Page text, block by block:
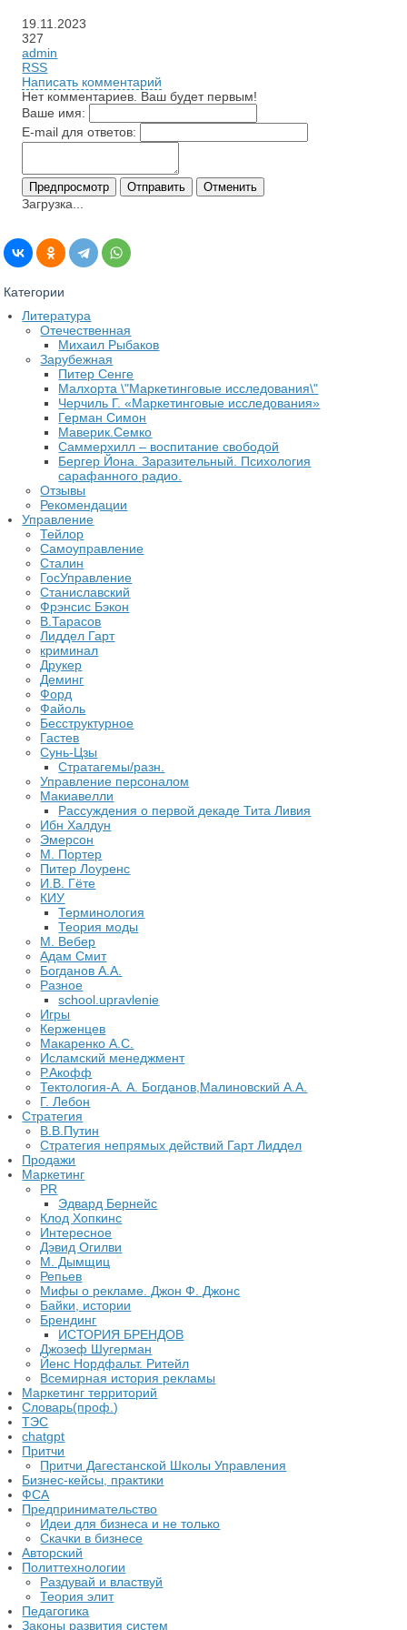
19.11.2023
327
admin
RSS
Написать комментарий
Нет комментариев. Ваш будет первым!
Ваше имя:
E-mail для ответов:
Загрузка...
Категории
Литература
Отечественная
Михаил Рыбаков
Зарубежная
Питер Сенге
Малхорта \"Маркетинговые исследования\"
Черчиль Г. «Маркетинговые исследования»
Герман Симон
Маверик.Семко
Саммерхилл – воспитание свободой
Бергер Йона. Заразительный. Психология
сарафанного радио.
Отзывы
Рекомендации
Управление
Тейлор
Самоуправление
Сталин
ГосУправление
Станиславский
Фрэнсис Бэкон
В.Тарасов
Лиддел Гарт
криминал
Друкер
Деминг
Форд
Файоль
Бесструктурное
Гастев
Сунь-Цзы
Стратагемы/разн.
Управление персоналом
Макиавелли
Рассуждения о первой декаде Тита Ливия
Ибн Халдун
Эмерсон
М. Портер
Питер Лоуренс
И.В. Гёте
КИУ
Терминология
Теория моды
М. Вебер
Адам Смит
Богданов А.А.
Разное
school.upravlenie
Игры
Керженцев
Макаренко А.С.
Исламский менеджмент
Р.Акофф
Тектология-А. А. Богданов,Малиновский А.А.
​Г. Лебон
Стратегия
В.В.Путин
​Стратегия непрямых действий Гарт Лиддел
Продажи
Маркетинг
PR
Эдвард Бернейс
Клод Хопкинс
Интересное
Дэвид Огилви
М. Дымщиц
Репьев
Мифы о рекламе. Джон Ф. Джонс
Байки, истории
Брендинг
ИСТОРИЯ БРЕНДОВ
Джозеф Шугерман
​Йенс Нордфальт. Ритейл
Всемирная история рекламы
Маркетинг территорий
Словарь(проф.)
ТЭС
chatgpt
Притчи
Притчи Дагестанской Школы Управления
Бизнес-кейсы, практики
ФСА
Предпринимательство
Идеи для бизнеса и не только
Скачки в бизнесе
Авторский
Политтехнологии
Раздувай и властвуй
Теория элит
​Педагогика
Законы развития систем